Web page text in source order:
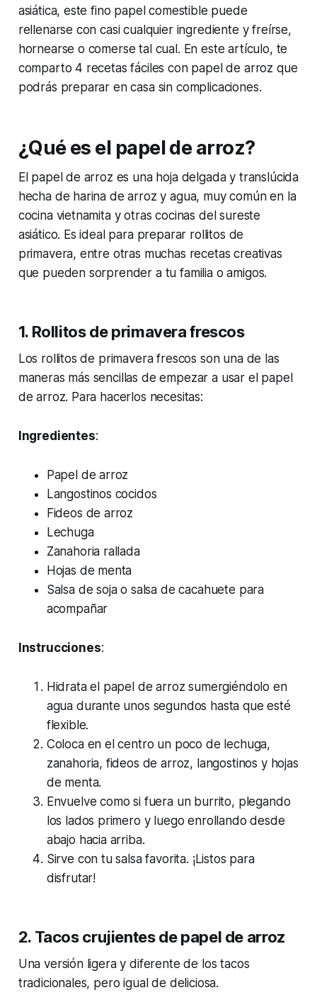
asiática, este fino papel comestible puede
rellenarse con casi cualquier ingrediente y freírse,
hornearse o comerse tal cual. En este artículo, te
comparto 4 recetas fáciles con papel de arroz que
podrás preparar en casa sin complicaciones.
¿Qué es el papel de arroz?
El papel de arroz es una hoja delgada y translúcida
hecha de harina de arroz y agua, muy común en la
cocina vietnamita y otras cocinas del sureste
asiático. Es ideal para preparar rollitos de
primavera, entre otras muchas recetas creativas
que pueden sorprender a tu familia o amigos.
1. Rollitos de primavera frescos
Los rollitos de primavera frescos son una de las
maneras más sencillas de empezar a usar el papel
de arroz. Para hacerlos necesitas:
Ingredientes:
Papel de arroz
Langostinos cocidos
Fideos de arroz
Lechuga
Zanahoria rallada
Hojas de menta
Salsa de soja o salsa de cacahuete para
acompañar
Instrucciones:
Hidrata el papel de arroz sumergiéndolo en
agua durante unos segundos hasta que esté
flexible.
Coloca en el centro un poco de lechuga,
zanahoria, fideos de arroz, langostinos y hojas
de menta.
Envuelve como si fuera un burrito, plegando
los lados primero y luego enrollando desde
abajo hacia arriba.
Sirve con tu salsa favorita. ¡Listos para
disfrutar!
2. Tacos crujientes de papel de arroz
Una versión ligera y diferente de los tacos
tradicionales, pero igual de deliciosa.